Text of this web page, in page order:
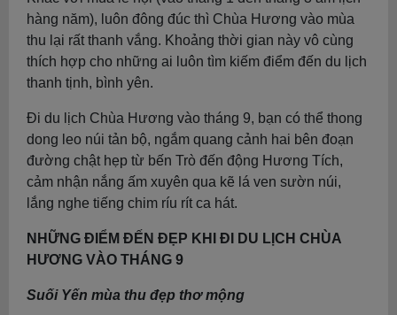
hàng năm), luôn đông đúc thì Chùa Hương vào mùa
thu lại rất thanh vắng. Khoảng thời gian này vô cùng
thích hợp cho những ai luôn tìm kiếm điểm đến du lịch
thanh tịnh, bình yên.
Đi du lịch Chùa Hương vào tháng 9, bạn có thể thong
dong leo núi tản bộ, ngắm quang cảnh hai bên đoạn
đường chật hẹp từ bến Trò đến động Hương Tích,
cảm nhận nắng ấm xuyên qua kẽ lá ven sườn núi,
lắng nghe tiếng chim ríu rít ca hát.
NHỮNG ĐIỂM ĐẾN ĐẸP KHI ĐI DU LỊCH CHÙA
HƯƠNG VÀO THÁNG 9
Suối Yến mùa thu đẹp thơ mộng